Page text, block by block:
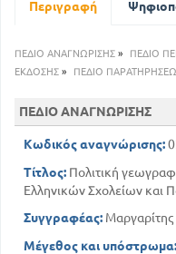
ΚΕΦ ΣΤ.
ΚΕΦ Θ.
ΤΜΗΜΑ Β.
ΚΕΦ Ζ.
ΚΕΦ ΙΓ.
ΠΑΡΟΡΑΜΑΤΑ ΚΑΙ
Περιγραφή
ΠΕΔΙΟ ΑΝΑΓΝΩΡΙΣΗΣ » ΠΕΔΙΟ
ΕΚΔΟΣΗΣ » ΠΕΔΙΟ
ΠΕΔΙΟ ΑΝΑΓΝΩΡΙΣΗΣ
Κωδικός αναγνώρισης:
Τίτλος: Πολιτική
Ελληνικών Σχολείων και
Συγγραφέας: Μαργαρίτης
Μέγεθος και υπόστρωμα: